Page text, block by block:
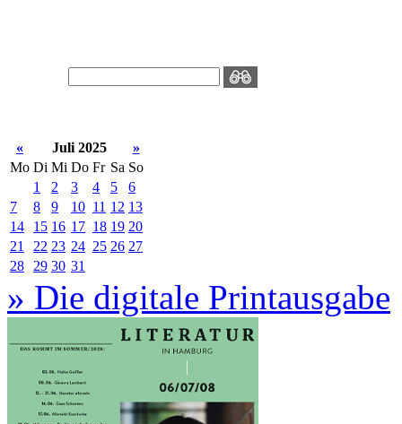
« Juli 2025
»
Mo Di Mi Do Fr Sa So
1
2 3 4 5
6
7
8 9 10 11 12 13
14
15 16 17 18 19 20
21
22 23 24 25 26 27
28
29 30 31
» Die digitale Printausgabe